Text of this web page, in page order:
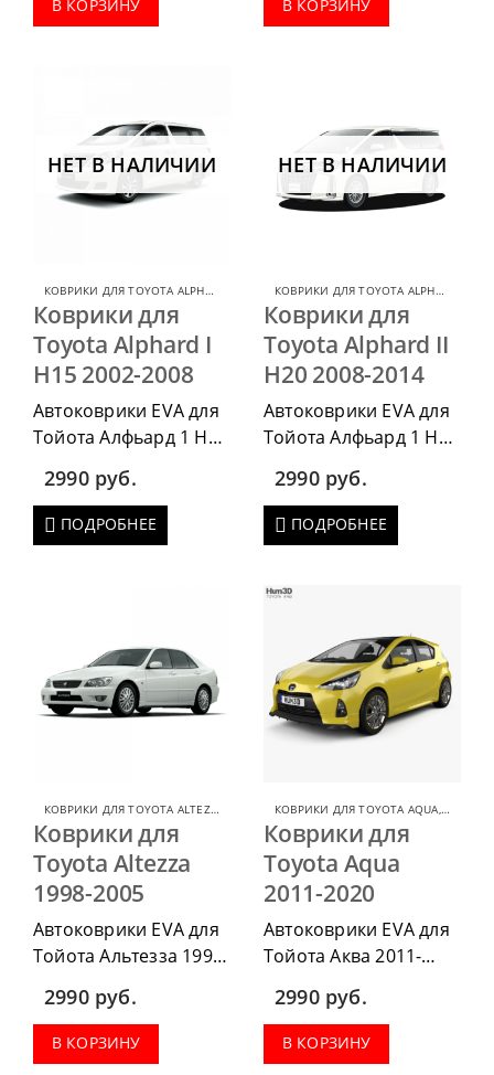
водительский коврик,
В КОРЗИНУ
водительский коврик,
В КОРЗИНУ
НЕТ В НАЛИЧИИ
КОВРИКИ ДЛЯ TOYOTA ALPHARD КОВРИКИ ДЛЯ TOYOTA
Коврики для
Toyota Alphard I
H15 2002-2008
Автоковрики EVA для
Тойота Алфьард 1 Н15
приобрести в
комплектации:
водительский коврик,
2990 руб.
ПОДРОБНЕЕ
НЕТ В НАЛИЧИИ
КОВРИКИ ДЛЯ TOYOTA ALPHARD
Коврики для
Toyota Alphard II
H20 2008-2014
Автоковрики EVA для
Тойота Алфьард 1 Н20
приобрести в
комплектации:
водительский коврик,
весь салон, коврик в
2990 руб.
ПОДРОБНЕЕ
КОВРИКИ ДЛЯ TOYOTA ALTEZZA КОВРИКИ ДЛЯ TOYOTA
Коврики для
Toyota Altezza
1998-2005
Автоковрики EVA для
Тойота Альтезза 1998-
приобрести в
комплектации:
водительский коврик,
2990 руб.
В КОРЗИНУ
КОВРИКИ ДЛЯ TOYOTA AQUA
Коврики для
Toyota Aqua
2011-2020
Автоковрики EVA для
Тойота Аква 2011-
приобрести в
комплектации:
водительский коврик,
2990 руб.
В КОРЗИНУ